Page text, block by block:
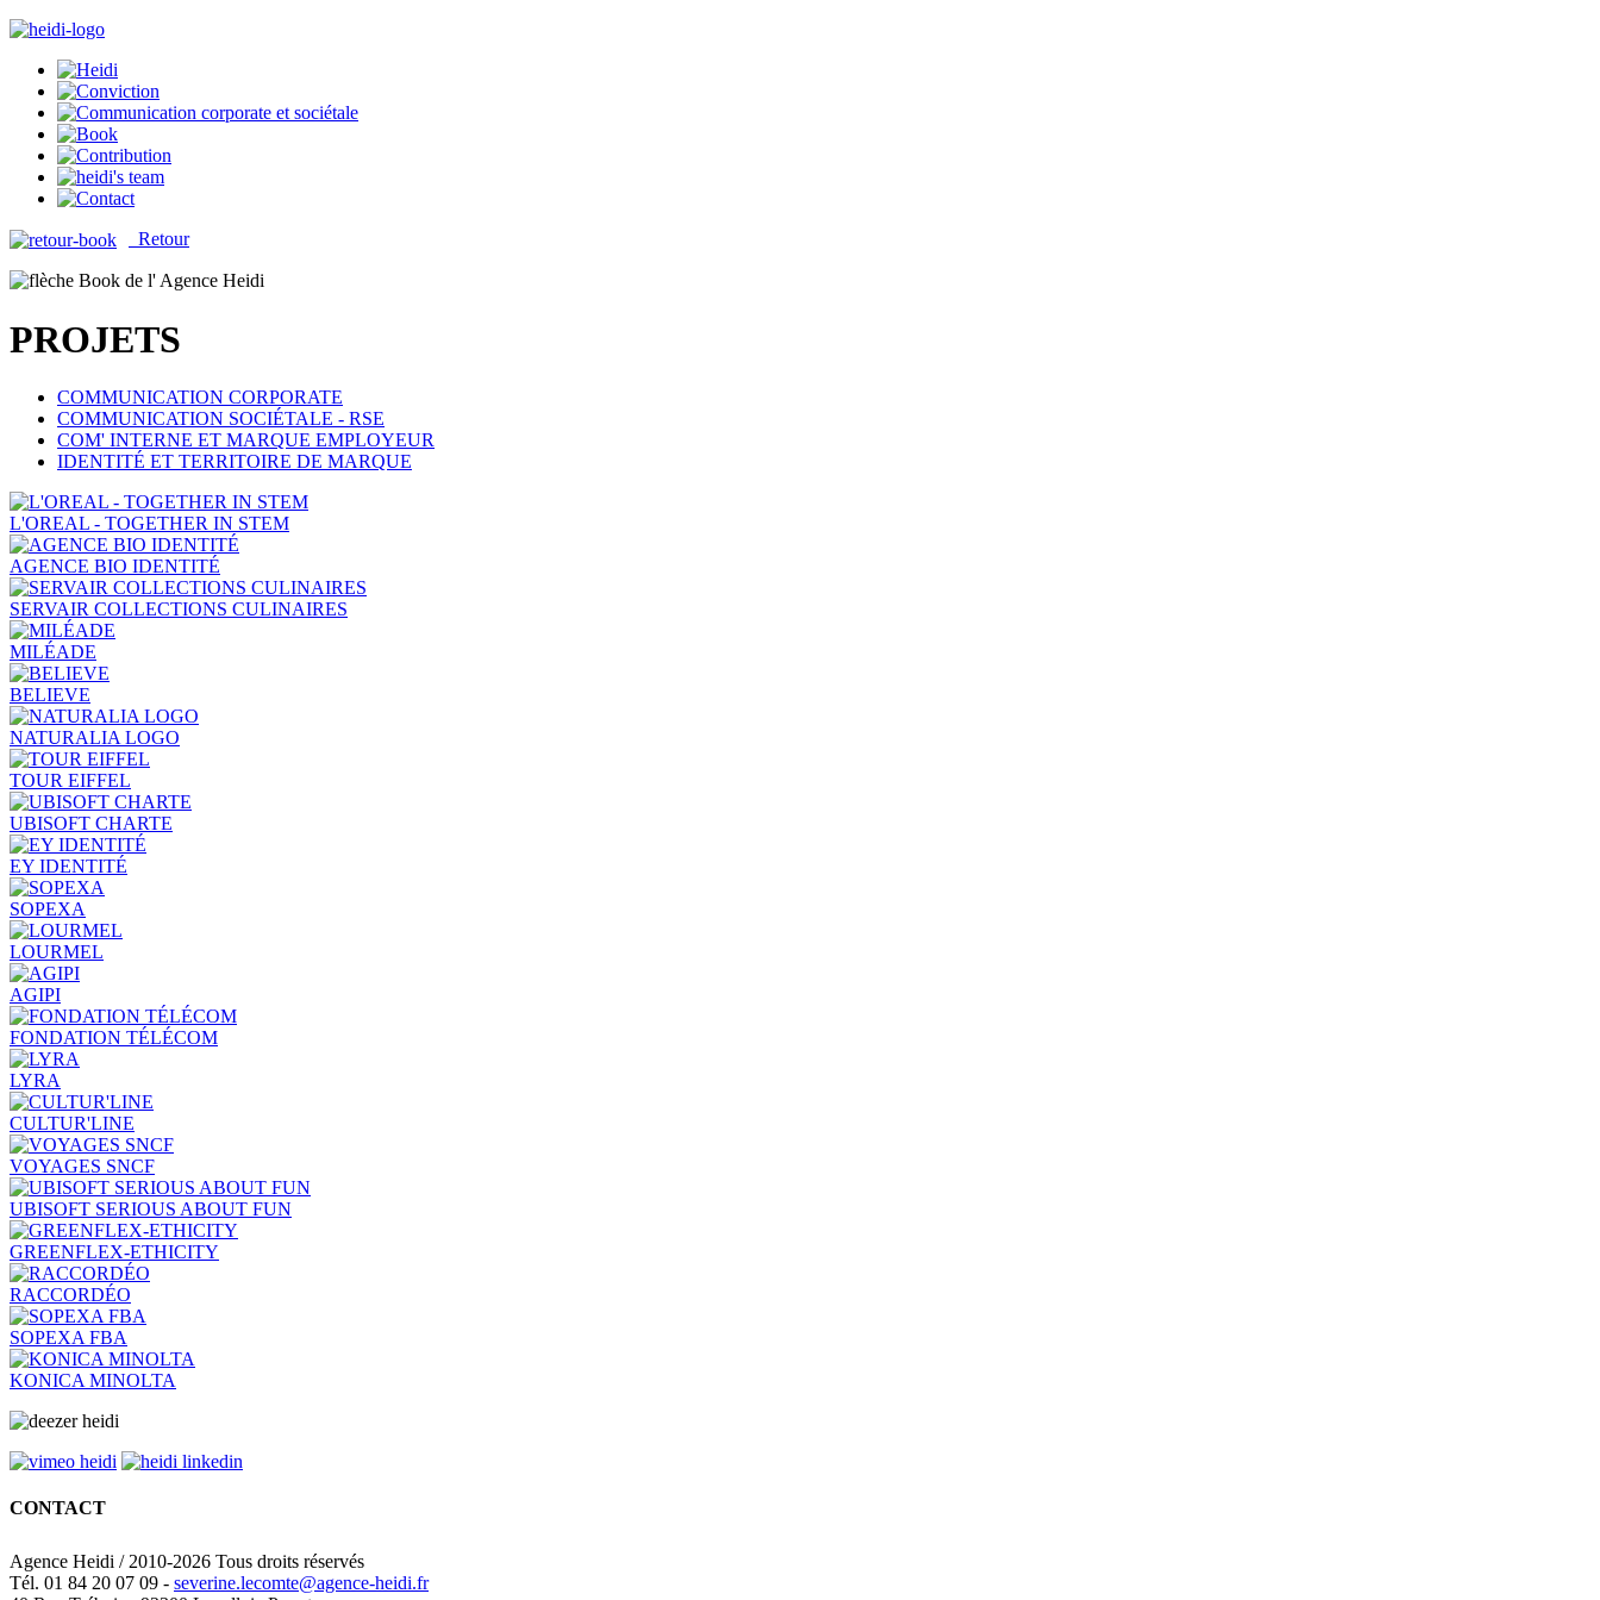
Retour
PROJETS
COMMUNICATION CORPORATE
COMMUNICATION SOCIÉTALE - RSE
COM' INTERNE ET MARQUE EMPLOYEUR
IDENTITÉ ET TERRITOIRE DE MARQUE
L'OREAL - TOGETHER IN STEM
AGENCE BIO IDENTITÉ
SERVAIR COLLECTIONS CULINAIRES
MILÉADE
BELIEVE
NATURALIA LOGO
TOUR EIFFEL
UBISOFT CHARTE
EY IDENTITÉ
SOPEXA
LOURMEL
AGIPI
FONDATION TÉLÉCOM
LYRA
CULTUR'LINE
VOYAGES SNCF
UBISOFT SERIOUS ABOUT FUN
GREENFLEX-ETHICITY
RACCORDÉO
SOPEXA FBA
KONICA MINOLTA
CONTACT
Agence Heidi / 2010-2026 Tous droits réservés
Tél. 01 84 20 07 09 - severine.lecomte@agence-heidi.fr